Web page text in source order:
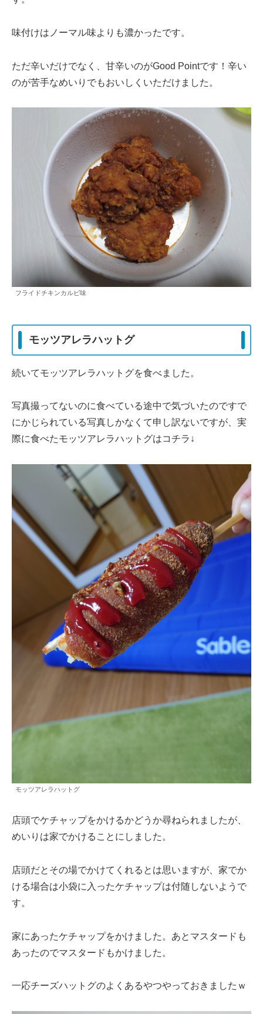
味付けはノーマル味よりも濃かったです。
ただ辛いだけでなく、甘辛いのがGood Pointです！辛い
のが苦手なめいりでもおいしくいただけました。
フライドチキンカルビ味
モッツアレラハットグ
続いてモッツアレラハットグを食べました。
写真撮ってないのに食べている途中で気づいたのですで
にかじられている写真しかなくて申し訳ないですが、実
際に食べたモッツアレラハットグはコチラ↓
モッツアレラハットグ
店頭でケチャップをかけるかどうか尋ねられましたが、
めいりは家でかけることにしました。
店頭だとその場でかけてくれるとは思いますが、家でか
ける場合は小袋に入ったケチャップは付随しないようで
す。
家にあったケチャップをかけました。あとマスタードも
あったのでマスタードもかけました。
一応チーズハットグのよくあるやつやっておきましたｗ